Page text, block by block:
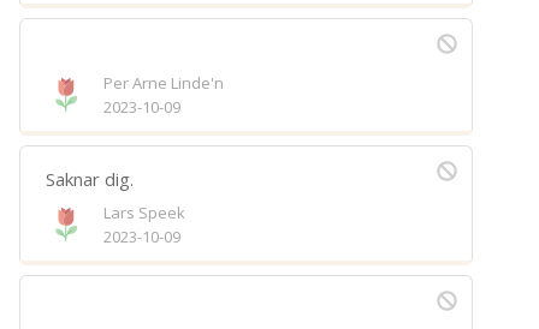
Per Arne Linde'n
2023-10-09
Saknar dig.
Lars Speek
2023-10-09